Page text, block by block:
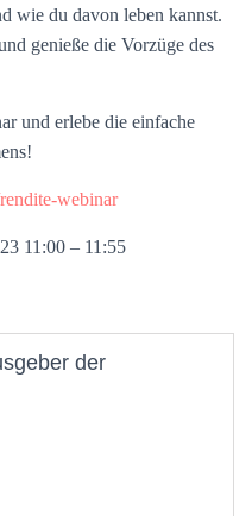
wie du davon leben kannst.
genieße die Vorzüge des
und erlebe die einfache
webinar
11:00 – 11:55
der